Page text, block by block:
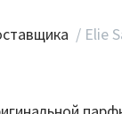
/ Elie